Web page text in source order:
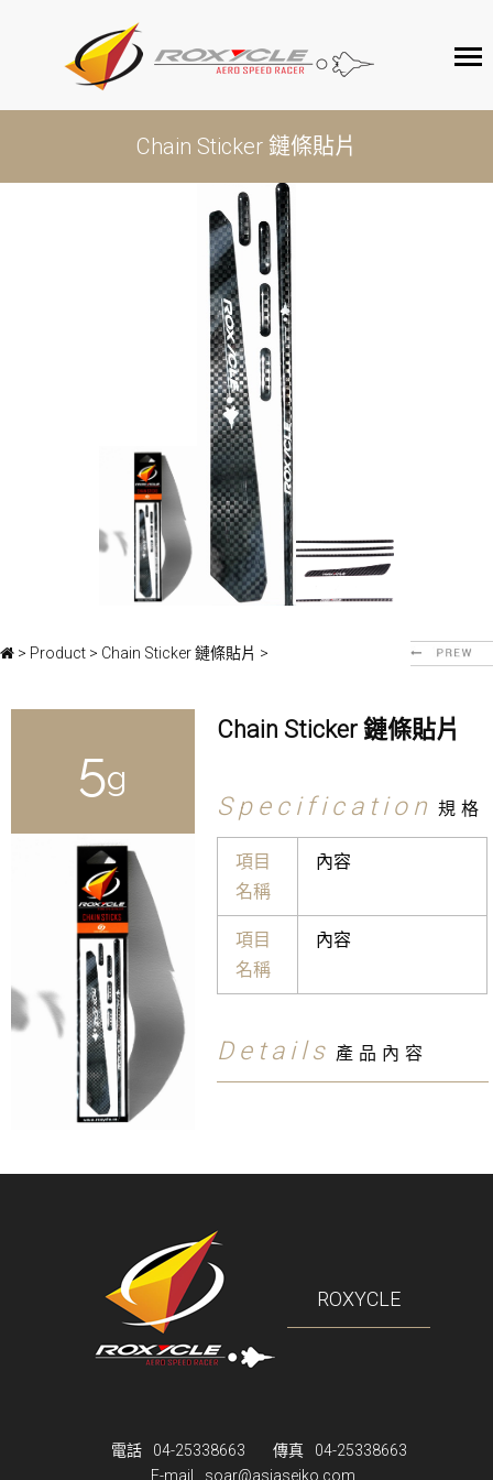
ROXYCLE
產品介紹
客戶服務
聯絡我們
Chain Sticker 鏈條貼片
> Product > Chain Sticker 鏈條貼片 >
5g
Chain Sticker 鏈條貼片
Specification 規格
項目
名稱
內容
項目
名稱
內容
Details 產品內容
ROXYCLE
電話 04-25338663 傳真
04-25338663
E-mail
soar@asiaseiko.com